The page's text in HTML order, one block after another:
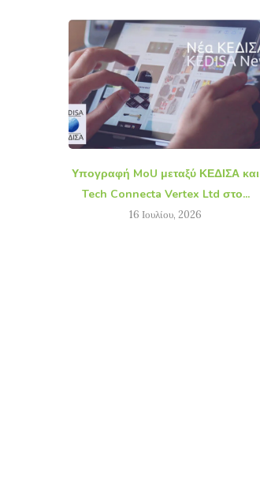
Υπογραφή MoU μεταξύ ΚΕΔΙΣΑ και
Tech Connecta Vertex Ltd στο...
16 Ιουλίου, 2026